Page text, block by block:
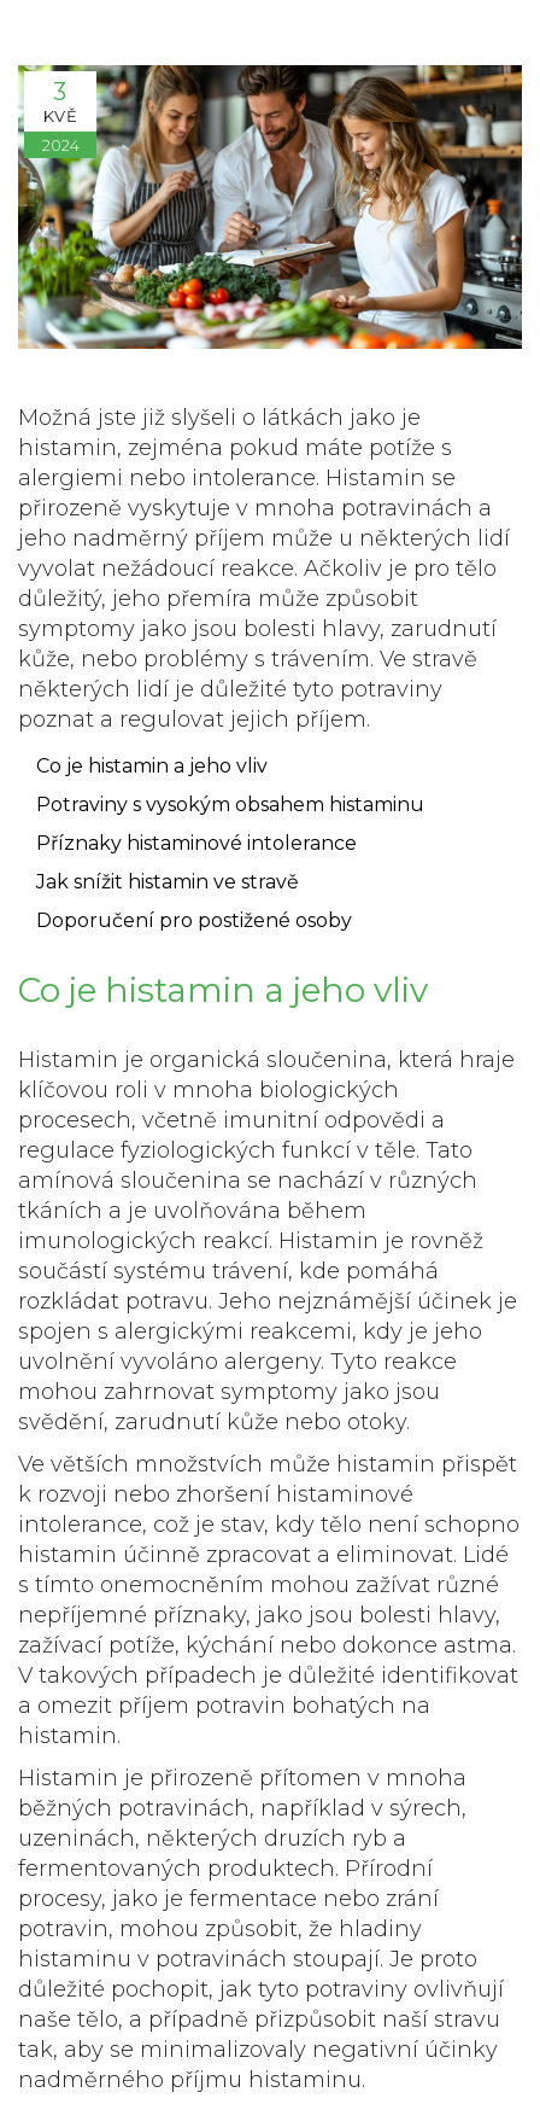
3
KVĚ
2024
Možná jste již slyšeli o látkách jako je
histamin, zejména pokud máte potíže s
alergiemi nebo intolerance. Histamin se
přirozeně vyskytuje v mnoha potravinách a
jeho nadměrný příjem může u některých lidí
vyvolat nežádoucí reakce. Ačkoliv je pro tělo
důležitý, jeho přemíra může způsobit
symptomy jako jsou bolesti hlavy, zarudnutí
kůže, nebo problémy s trávením. Ve stravě
některých lidí je důležité tyto potraviny
poznat a regulovat jejich příjem.
Co je histamin a jeho vliv
Potraviny s vysokým obsahem histaminu
Příznaky histaminové intolerance
Jak snížit histamin ve stravě
Doporučení pro postižené osoby
Co je histamin a jeho vliv
Histamin je organická sloučenina, která hraje
klíčovou roli v mnoha biologických
procesech, včetně imunitní odpovědi a
regulace fyziologických funkcí v těle. Tato
amínová sloučenina se nachází v různých
tkáních a je uvolňována během
imunologických reakcí. Histamin je rovněž
součástí systému trávení, kde pomáhá
rozkládat potravu. Jeho nejznámější účinek je
spojen s alergickými reakcemi, kdy je jeho
uvolnění vyvoláno alergeny. Tyto reakce
mohou zahrnovat symptomy jako jsou
svědění, zarudnutí kůže nebo otoky.
Ve větších množstvích může histamin přispět
k rozvoji nebo zhoršení histaminové
intolerance, což je stav, kdy tělo není schopno
histamin účinně zpracovat a eliminovat. Lidé
s tímto onemocněním mohou zažívat různé
nepříjemné příznaky, jako jsou bolesti hlavy,
zažívací potíže, kýchání nebo dokonce astma.
V takových případech je důležité identifikovat
a omezit příjem potravin bohatých na
histamin.
Histamin je přirozeně přítomen v mnoha
běžných potravinách, například v sýrech,
uzeninách, některých druzích ryb a
fermentovaných produktech. Přírodní
procesy, jako je fermentace nebo zrání
potravin, mohou způsobit, že hladiny
histaminu v potravinách stoupají. Je proto
důležité pochopit, jak tyto potraviny ovlivňují
naše tělo, a případně přizpůsobit naší stravu
tak, aby se minimalizovaly negativní účinky
nadměrného příjmu histaminu.